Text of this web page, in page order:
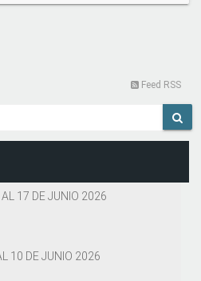
Feed RSS
17 DE JUNIO 2026
10 DE JUNIO 2026